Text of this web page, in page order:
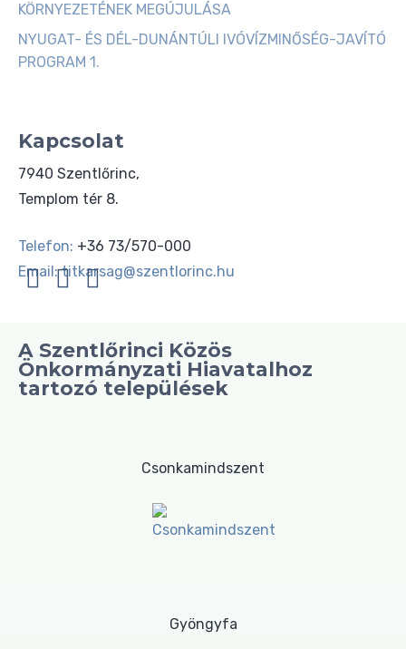
KÖRNYEZETÉNEK MEGÚJULÁSA
NYUGAT- ÉS DÉL-DUNÁNTÚLI IVÓVÍZMINŐSÉG-JAVÍTÓ
PROGRAM 1.
Kapcsolat
7940 Szentlőrinc,
Templom tér 8.
Telefon: +36 73/570-000
Email: titkarsag@szentlorinc.hu
A Szentlőrinci Közös
Önkormányzati Hiavatalhoz
tartozó települések
Csonkamindszent
Gyöngyfa